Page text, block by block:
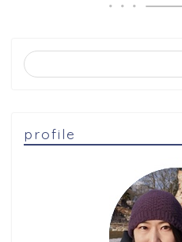
profile